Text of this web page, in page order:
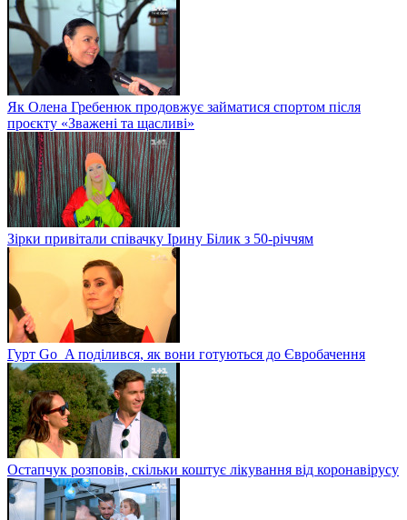
Як Олена Гребенюк продовжує займатися спортом після
проєкту «Зважені та щасливі»
Зірки привітали співачку Ірину Білик з 50-річчям
Гурт Go_A поділився, як вони готуються до Євробачення
Остапчук розповів, скільки коштує лікування від коронавірусу